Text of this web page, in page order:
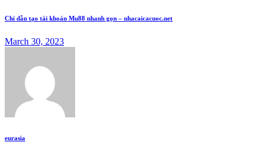
Chỉ dẫn tạo tài khoản Mu88 nhanh gọn – nhacaicacuoc.net
March 30, 2023
eurasia